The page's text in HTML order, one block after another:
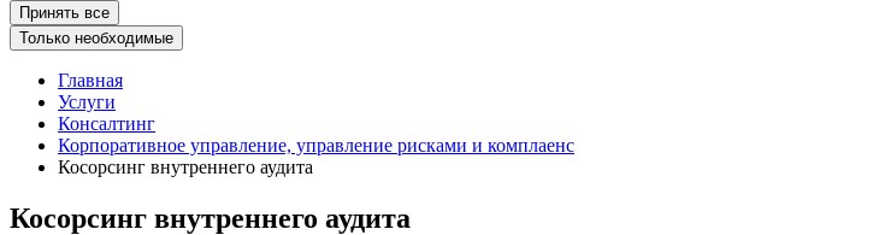
Принять все
Только необходимые
Главная
Услуги
Консалтинг
Корпоративное управление, управление рисками и комплаенс
Косорсинг внутреннего аудита
Косорсинг внутреннего аудита